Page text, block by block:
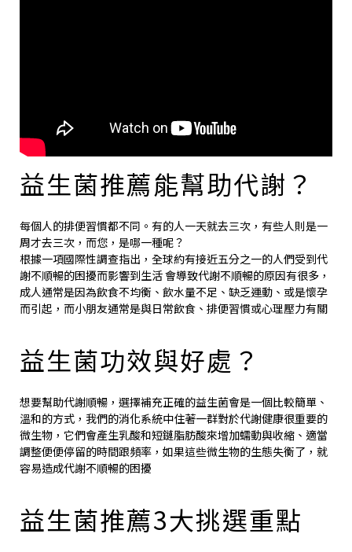
益生菌推薦能幫助代謝？
每個人的排便習慣都不同。有的人一天就去三次，有些人則是一
周才去三次，而您，是哪一種呢？
根據一項國際性調查指出，全球約有接近五分之一的人們受到代
謝不順暢的困擾而影響到生活 會導致代謝不順暢的原因有很多，
成人通常是因為飲食不均衡、飲水量不足、缺乏運動、或是懷孕
而引起，而小朋友通常是與日常飲食、排便習慣或心理壓力有關
益生菌功效與好處？
想要幫助代謝順暢，選擇補充正確的益生菌會是一個比較簡單、
溫和的方式，我們的消化系統中住著一群對於代謝健康很重要的
微生物，它們會產生乳酸和短鏈脂肪酸來增加蠕動與收縮、適當
調整便便停留的時間跟頻率，如果這些微生物的生態失衡了，就
容易造成代謝不順暢的困擾
益生菌推薦3大挑選重點